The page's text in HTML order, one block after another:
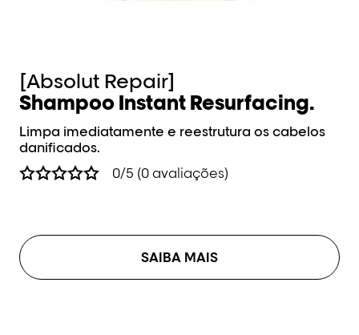
[Absolut Repair]
Shampoo Instant Resurfacing.
Limpa imediatamente e reestrutura os cabelos
danificados.
0/5 (0 avaliações)
SAIBA MAIS